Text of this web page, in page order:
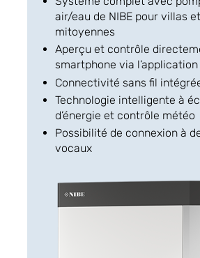
air/eau de NIBE pour villas
mitoyennes
Aperçu et contrôle
smartphone via
Connectivité sans fil
Technologie intelligente à
d’énergie et contrôle météo
Possibilité de connexion à
vocaux